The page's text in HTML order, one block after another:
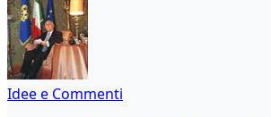
Idee e Commenti